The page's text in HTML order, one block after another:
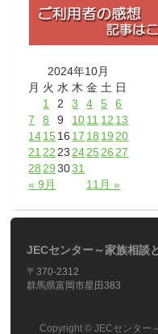
2024年10月
月 火 水 木 金 土 日
« 9月 11月 »
1 2 3 4 5
6
7
8 9 1011 12 13
141516 17 18 19 20
21 22 23 242526 27
28 29 3031
JECセンター～家族相談
〒370-2312
群馬県富岡市星田383
Copyright © JECセンター